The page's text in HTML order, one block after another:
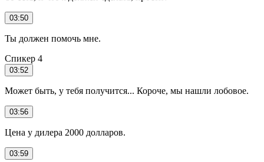
03:50
Ты должен помочь мне.
Спикер 4
03:52
Может быть, у тебя получится... Короче, мы нашли лобовое.
03:56
Цена у дилера 2000 долларов.
03:59